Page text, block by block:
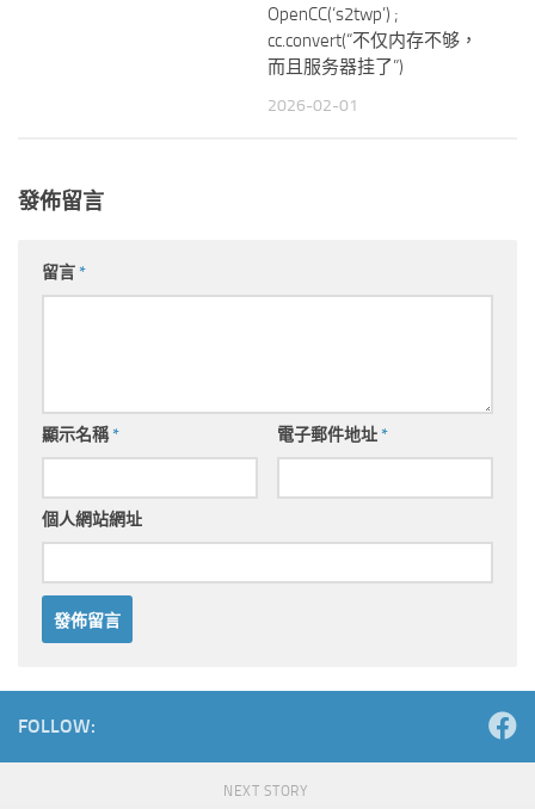
OpenCC(‘s2twp’) ;
cc.convert(“不仅内存不够，
而且服务器挂了”)
2026-02-01
發佈留言
留言*
顯示名稱* 電子郵件地址*
個人網站網址
FOLLOW:
NEXT STORY